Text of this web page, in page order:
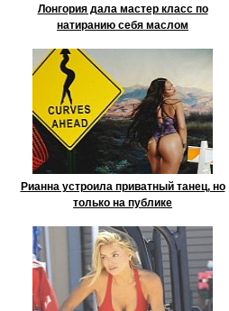
Лонгория дала мастер класс по
натиранию себя маслом
Рианна устроила приватный танец, но
только на публике